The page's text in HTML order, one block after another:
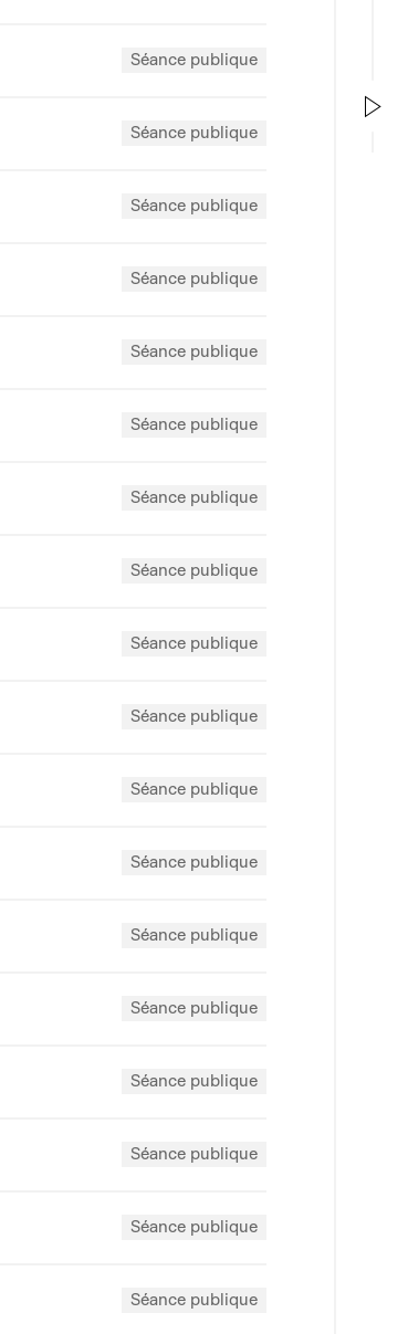
Séance publique
Séance publique
Séance publique
Séance publique
Séance publique
Séance publique
Séance publique
Séance publique
Séance publique
Séance publique
Séance publique
Séance publique
Séance publique
Séance publique
Séance publique
Séance publique
Séance publique
Séance publique